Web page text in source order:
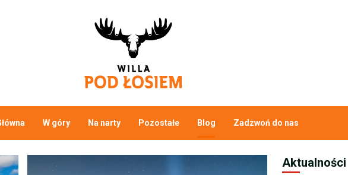
W góry Na narty Pozostałe Blog Zadzwoń do nas
Aktualności